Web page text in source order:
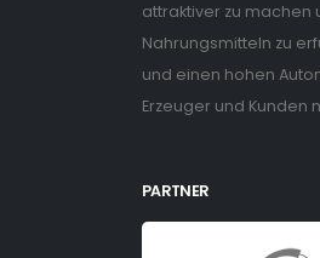
attraktiver zu machen
Nahrungsmitteln zu
und einen hohen
Erzeuger und Kunden
PARTNER